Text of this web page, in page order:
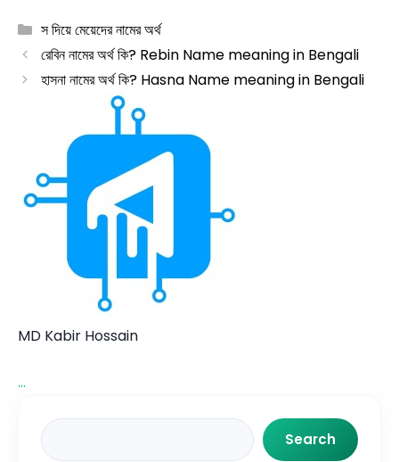
Categories
স দিয়ে মেয়েদের নামের অর্থ
রেবিন নামের অর্থ কি? Rebin Name meaning in Bengali
হাসনা নামের অর্থ কি? Hasna Name meaning in Bengali
MD Kabir Hossain
...
Search
Search